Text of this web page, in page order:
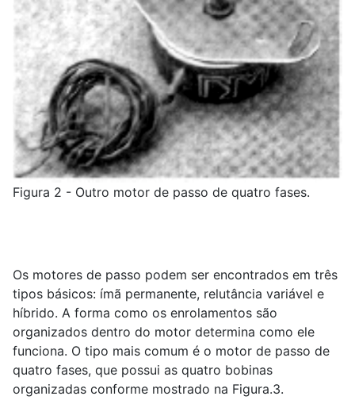
Figura 2 - Outro motor de passo de quatro fases.
Os motores de passo podem ser encontrados em três
tipos básicos: ímã permanente, relutância variável e
híbrido. A forma como os enrolamentos são
organizados dentro do motor determina como ele
funciona. O tipo mais comum é o motor de passo de
quatro fases, que possui as quatro bobinas
organizadas conforme mostrado na Figura.3.